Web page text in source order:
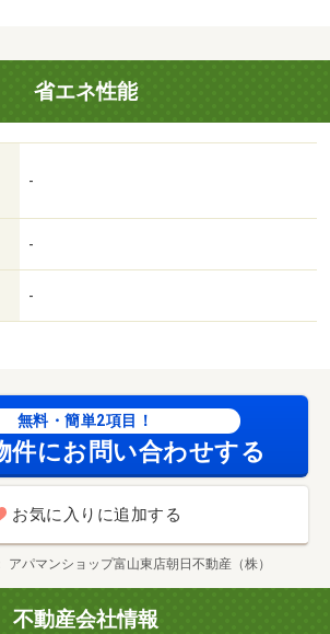
金不要／ウォークインクロゼット／保
用可／床下収納／トランクルーム／２
分以内／駅徒歩１０分以内／全居室６
以上／都市ガス／ＢＳ／保証会社利用
ト（コンビニ）まで１７４ｍ／（株）
（スーパー）まで５５５ｍ／Ｗｅｌｃ
で７２６ｍ／ローソン（コンビニ）ま
:4戸
省エネ性能
-
-
-
無料・簡単2項目！
件にお問い合わせする
お気に入りに追加する
アパマンショップ富山東店朝日不動産（株）
不動産会社情報